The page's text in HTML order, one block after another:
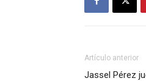
Artículo anterior
Jassel Pérez